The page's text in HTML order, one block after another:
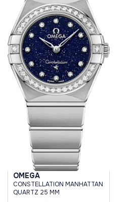
OMEGA
CONSTELLATION MANHATTAN
QUARTZ 25 MM